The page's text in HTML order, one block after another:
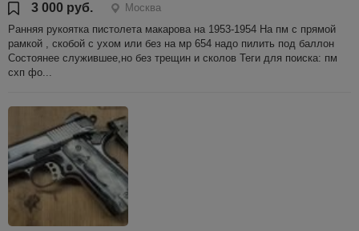
3 000 руб.
Москва
Ранняя рукоятка пистолета макарова на 1953-1954 На пм с прямой
рамкой , скобой с ухом или без на мр 654 надо пилить под баллон
Состоянее служившее,но без трещин и сколов Теги для поиска: пм
схп фо...